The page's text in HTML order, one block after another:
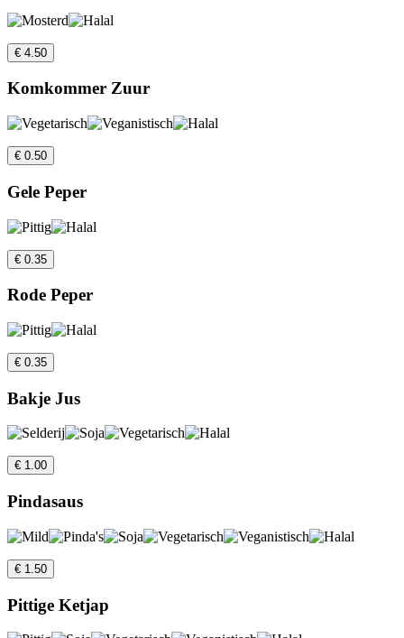
€ 4.50
Komkommer Zuur
€ 0.50
Gele Peper
€ 0.35
Rode Peper
€ 0.35
Bakje Jus
€ 1.00
Pindasaus
€ 1.50
Pittige Ketjap